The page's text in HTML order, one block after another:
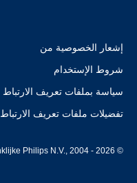
إشعار الخصوصية من
شروط الإستخدام
سياسة بملفات تعريف الارتباط
تفضيلات ملفات تعريف الارتباط
© Koninklijke Philips N.V., 2004 - 2026. كل الحقوق محفوظة.